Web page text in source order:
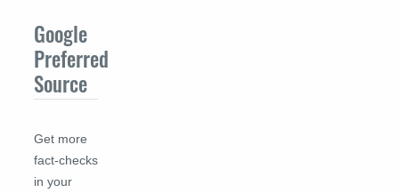
Google
Preferred
Source
Get more
fact-checks
in your